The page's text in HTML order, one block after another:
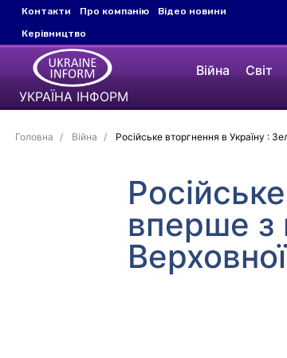
Контакти Про компанію
Відео новини
Керівництво
УКРАЇНА ІНФОРМ
Війна Світ
Головна Війна Російське вторгнення в Україну :
вперше з